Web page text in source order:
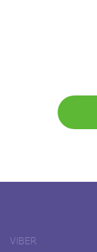
VIBER